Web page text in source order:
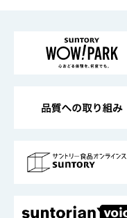
地域情報
サントリーサンバ
サントリーが考え
企業概要
採用情報